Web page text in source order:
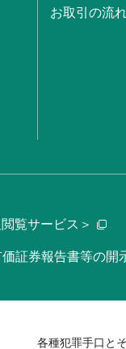
お取引の流
覧サービス＞
証券報告書等の開
各種犯罪手口と